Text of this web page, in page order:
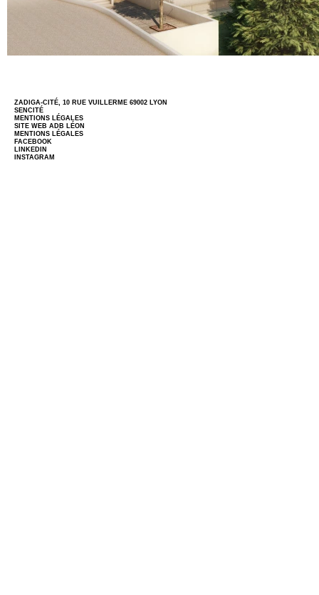
ZADIGA-CITÉ, 10 RUE VUILLERME 69002 LYON
SENCITÉ
MENTIONS LÉGALES
SITE WEBADB LÉON
MENTIONS LÉGALES
FACEBOOK
LINKEDIN
INSTAGRAM